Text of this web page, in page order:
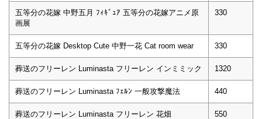
五等分の花嫁 中野五月 ﾌｨｷﾞｭｱ 五等分の花嫁アニメ原
画展
330
五等分の花嫁 Desktop Cute 中野一花 Cat room wear 330
葬送のフリーレン Luminasta フリーレン インミミック 1320
葬送のフリーレン Luminasta ﾌｪﾙﾝ 一般攻撃魔法 440
葬送のフリーレン Luminasta フリーレン 花畑 550